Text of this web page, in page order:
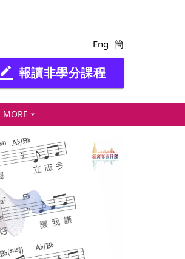
Eng 簡
border_color 報讀非學分課程
MORE arrow_drop_down